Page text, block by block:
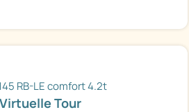
RB-LE comfort 4.2t
Tour